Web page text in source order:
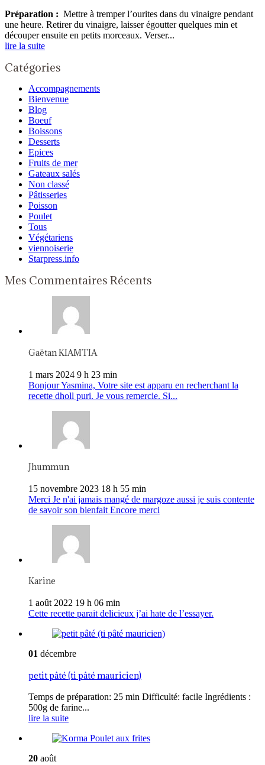
Préparation : Mettre à tremper l’ourites dans du vinaigre pendant
une heure. Retirer du vinaigre, laisser égoutter quelques min et
découper ensuite en petits morceaux. Verser...
lire la suite
Catégories
Accompagnements
Bienvenue
Blog
Boeuf
Boissons
Desserts
Epices
Fruits de mer
Gateaux salés
Non classé
Pâtisseries
Poisson
Poulet
Tous
Végétariens
viennoiserie
Starpress.info
Mes Commentaires Récents
Gaëtan KIAMTIA
1 mars 2024 9 h 23 min
Bonjour Yasmina, Votre site est apparu en recherchant la
recette dholl puri. Je vous remercie. Si...
Jhummun
15 novembre 2023 18 h 55 min
Merci Je n'ai jamais mangé de margoze aussi je suis contente
de savoir son bienfait Encore merci
Karine
1 août 2022 19 h 06 min
Cette recette parait delicieux j’ai hate de l’essayer.
01 décembre
petit pâté (ti pâté mauricien)
Temps de préparation: 25 min Difficulté: facile Ingrédients :
500g de farine...
lire la suite
20 août